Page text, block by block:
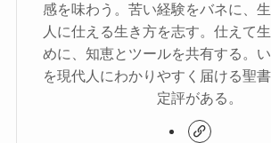
感を味わう。苦い経験をバネに、
人に仕える生き方を志す。仕えて
めに、知恵とツールを共有する。
を現代人にわかりやすく届ける聖
定評がある。